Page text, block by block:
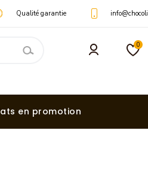
Qualité garantie
0
en promotion